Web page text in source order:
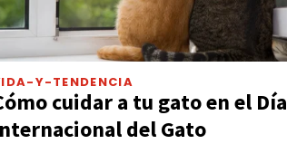
Y-TENDENCIA
cuidar a tu gato en el Día
del Gato